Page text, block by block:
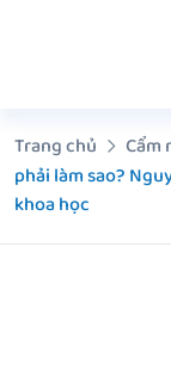
Trang chủ
Cẩm
phải làm sao?
khoa học